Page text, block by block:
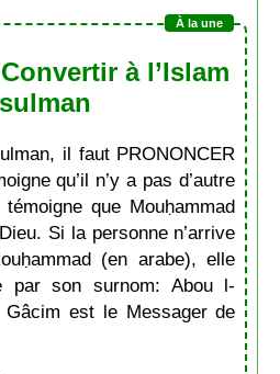
à l’Islam
il faut PRONONCER
qu’il n’y a pas d’autre
que Mouḥammad
Si la personne n’arrive
(en arabe), elle
par son surnom: Abou l-
est le Messager de